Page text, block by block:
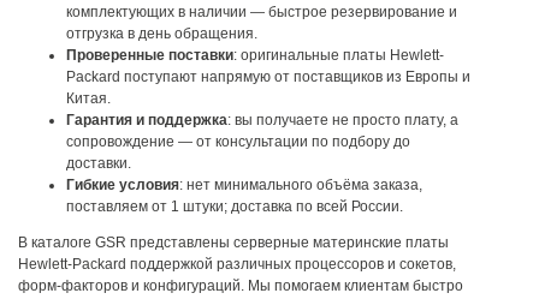
комплектующих в наличии — быстрое резервирование и
отгрузка в день обращения.
Проверенные поставки: оригинальные платы Hewlett-
Packard поступают напрямую от поставщиков из Европы и
Китая.
Гарантия и поддержка: вы получаете не просто плату, а
сопровождение — от консультации по подбору до
доставки.
Гибкие условия: нет минимального объёма заказа,
поставляем от 1 штуки; доставка по всей России.
В каталоге GSR представлены серверные материнские платы
Hewlett-Packard поддержкой различных процессоров и сокетов,
форм-факторов и конфигураций. Мы помогаем клиентам быстро